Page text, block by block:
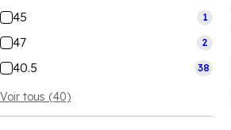
45 1
47 2
40.5 38
Voir tous (40)